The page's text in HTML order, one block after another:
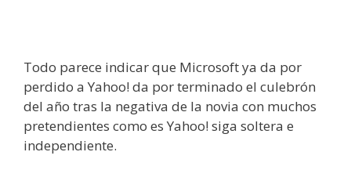
Todo parece indicar que Microsoft ya da por
perdido a Yahoo! da por terminado el culebrón
del año tras la negativa de la novia con muchos
pretendientes como es Yahoo! siga soltera e
independiente.